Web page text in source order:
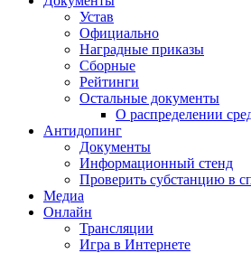
Устав
Официально
Наградные приказы
Сборные
Рейтинги
Остальные документы
О распределении
Антидопинг
Документы
Информационный стенд
Проверить субстанцию в
Медиа
Онлайн
Трансляции
Игра в Интернете